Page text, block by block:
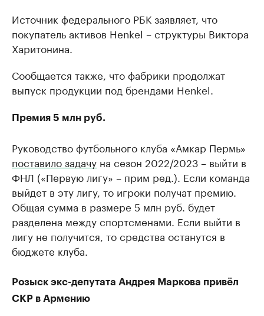
Источник федерального РБК заявляет, что
покупатель активов Henkel – структуры Виктора
Харитонина.
Сообщается также, что фабрики продолжат
выпуск продукции под брендами Henkel.
Премия 5 млн руб.
Руководство футбольного клуба «Амкар Пермь»
поставило задачу на сезон 2022/2023 – выйти в
ФНЛ («Первую лигу» – прим ред.). Если команда
выйдет в эту лигу, то игроки получат премию.
Общая сумма в размере 5 млн руб. будет
разделена между спортсменами. Если выйти в
лигу не получится, то средства останутся в
бюджете клуба.
Розыск экс-депутата Андрея Маркова привёл
СКР в Армению